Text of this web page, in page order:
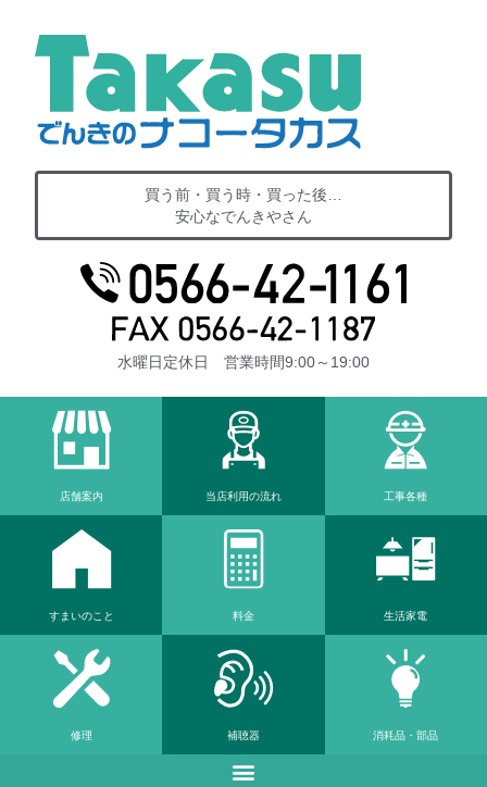
買う前・買う時・買った後…
安心なでんきやさん
水曜日定休日 営業時間9:00～19:00
店舗案内 当店利⽤の流れ 工事各種
すまいのこと 料金 生活家電
修理 補聴器 消耗品・部品